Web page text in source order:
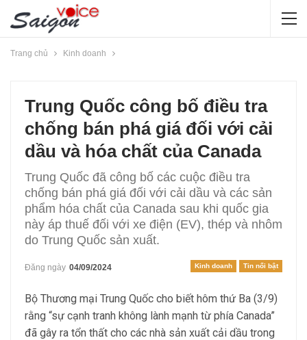
Trang chủ Kinh doanh
Trung Quốc công bố điều tra
chống bán phá giá đối với cải
dầu và hóa chất của Canada
Trung Quốc đã công bố các cuộc điều tra
chống bán phá giá đối với cải dầu và các sản
phẩm hóa chất của Canada sau khi quốc gia
này áp thuế đối với xe điện (EV), thép và nhôm
do Trung Quốc sản xuất.
Kinh doanh Tin nổi bật
Đăng ngày 04/09/2024
Bộ Thương mại Trung Quốc cho biết hôm thứ Ba (3/9)
rằng “sự cạnh tranh không lành mạnh từ phía Canada”
đã gây ra tổn thất cho các nhà sản xuất cải dầu trong